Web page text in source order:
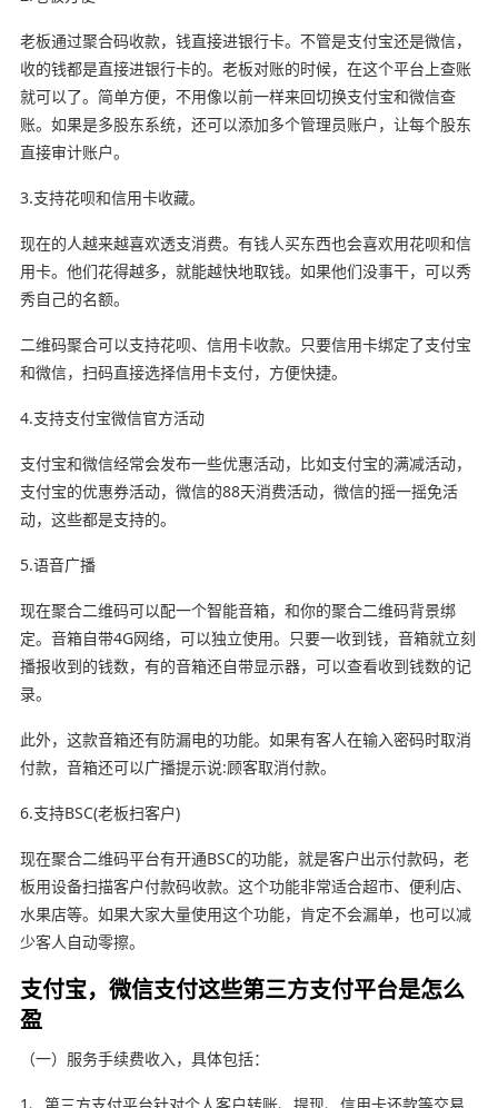
老板通过聚合码收款，钱直接进银行卡。不管是支付宝还是微信，
收的钱都是直接进银行卡的。老板对账的时候，在这个平台上查账
就可以了。简单方便，不用像以前一样来回切换支付宝和微信查
账。如果是多股东系统，还可以添加多个管理员账户，让每个股东
直接审计账户。
3.支持花呗和信用卡收藏。
现在的人越来越喜欢透支消费。有钱人买东西也会喜欢用花呗和信
用卡。他们花得越多，就能越快地取钱。如果他们没事干，可以秀
秀自己的名额。
二维码聚合可以支持花呗、信用卡收款。只要信用卡绑定了支付宝
和微信，扫码直接选择信用卡支付，方便快捷。
4.支持支付宝微信官方活动
支付宝和微信经常会发布一些优惠活动，比如支付宝的满减活动，
支付宝的优惠券活动，微信的88天消费活动，微信的摇一摇免活
动，这些都是支持的。
5.语音广播
现在聚合二维码可以配一个智能音箱，和你的聚合二维码背景绑
定。音箱自带4G网络，可以独立使用。只要一收到钱，音箱就立刻
播报收到的钱数，有的音箱还自带显示器，可以查看收到钱数的记
录。
此外，这款音箱还有防漏电的功能。如果有客人在输入密码时取消
付款，音箱还可以广播提示说:顾客取消付款。
6.支持BSC(老板扫客户)
现在聚合二维码平台有开通BSC的功能，就是客户出示付款码，老
板用设备扫描客户付款码收款。这个功能非常适合超市、便利店、
水果店等。如果大家大量使用这个功能，肯定不会漏单，也可以减
少客人自动零擦。
支付宝，微信支付这些第三方支付平台是怎么
盈
（一）服务手续费收入，具体包括：